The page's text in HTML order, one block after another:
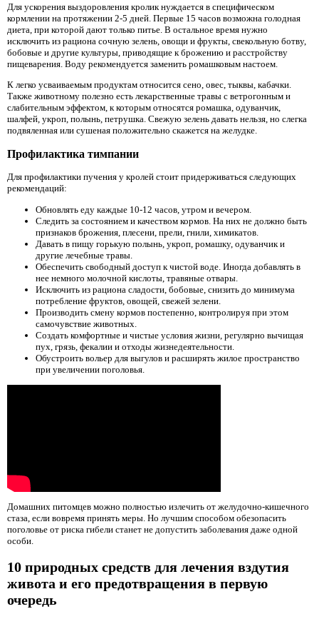
Для ускорения выздоровления кролик нуждается в специфическом
кормлении на протяжении 2-5 дней. Первые 15 часов возможна голодная
диета, при которой дают только питье. В остальное время нужно
исключить из рациона сочную зелень, овощи и фрукты, свекольную ботву,
бобовые и другие культуры, приводящие к брожению и расстройству
пищеварения. Воду рекомендуется заменить ромашковым настоем.
К легко усваиваемым продуктам относится сено, овес, тыквы, кабачки.
Также животному полезно есть лекарственные травы с ветрогонным и
слабительным эффектом, к которым относятся ромашка, одуванчик,
шалфей, укроп, полынь, петрушка. Свежую зелень давать нельзя, но слегка
подвяленная или сушеная положительно скажется на желудке.
Профилактика тимпании
Для профилактики пучения у кролей стоит придерживаться следующих
рекомендаций:
Обновлять еду каждые 10-12 часов, утром и вечером.
Следить за состоянием и качеством кормов. На них не должно быть
признаков брожения, плесени, прели, гнили, химикатов.
Давать в пищу горькую полынь, укроп, ромашку, одуванчик и
другие лечебные травы.
Обеспечить свободный доступ к чистой воде. Иногда добавлять в
нее немного молочной кислоты, травяные отвары.
Исключить из рациона сладости, бобовые, снизить до минимума
потребление фруктов, овощей, свежей зелени.
Производить смену кормов постепенно, контролируя при этом
самочувствие животных.
Создать комфортные и чистые условия жизни, регулярно вычищая
пух, грязь, фекалии и отходы жизнедеятельности.
Обустроить вольер для выгулов и расширять жилое пространство
при увеличении поголовья.
Домашних питомцев можно полностью излечить от желудочно-кишечного
стаза, если вовремя принять меры. Но лучшим способом обезопасить
поголовье от риска гибели станет не допустить заболевания даже одной
особи.
10 природных средств для лечения вздутия
живота и его предотвращения в первую
очередь